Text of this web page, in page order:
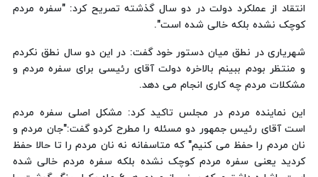
انتقاد از عملکرد دولت در دو سال گذشته تصریح کرد: "سفره مردم
کوچک نشده بلکه خالی شده است".
شهریاری در نطق میان دستور خود گفت: در این دو سال نطق نکردم
و منتظر بودم ببینم بالاخره دولت آقای رئیسی برای سفره مردم و
مشکلات مردم چه کاری انجام می دهد.
این نماینده مردم در مجلس تاکید کرد: مشکل اصلی سفره مردم
است آقای رئیس جمهور دو مسئله را مطرح کردو گفت:"جان مردم و
نان مردم را حفظ می کنیم" که متاسفانه نه نان مردم را تا حالا حفظ
کردید یعنی سفره مردم کوچک نشده بلکه سفره مردم خالی شده